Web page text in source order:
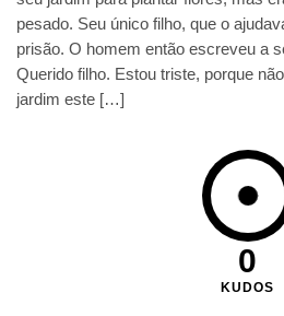
pesado. Seu único filho, que o
prisão. O homem então escreveu a
Querido filho. Estou triste, porque
jardim este […]
0
KUDOS